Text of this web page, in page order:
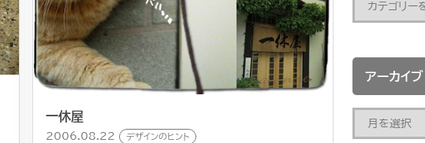
一休屋
2006.08.22 デザインのヒント
アーカイブ